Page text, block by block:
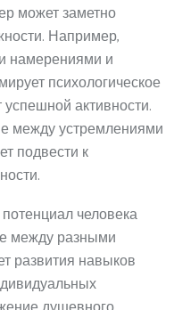
может заметно
Например,
намерениями и
психологическое
активности.
между устремлениями
подвести к
человека
между разными
развития навыков